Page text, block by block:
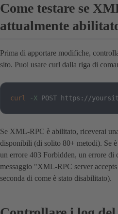
Come testare se
attualmente
Prima di apportare modifiche,
sito. Puoi usare curl dalla riga di
curl -X POST https://
Se XML-RPC è abilitato, riceverai
disponibili (di solito 80+ metodi). Se
un errore 403 Forbidden, un errore di
messaggio "XML-RPC server
seconda di come è stato disabilitato).